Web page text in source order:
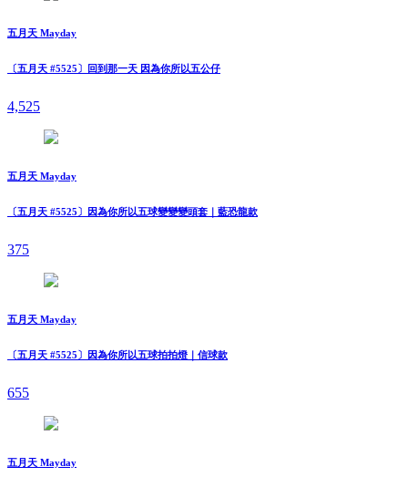
五月天 Mayday
〔五月天 #5525〕回到那一天 因為你所以五公仔
4,525
五月天 Mayday
〔五月天 #5525〕因為你所以五球變變變頭套｜藍恐龍款
375
五月天 Mayday
〔五月天 #5525〕因為你所以五球拍拍燈｜信球款
655
五月天 Mayday